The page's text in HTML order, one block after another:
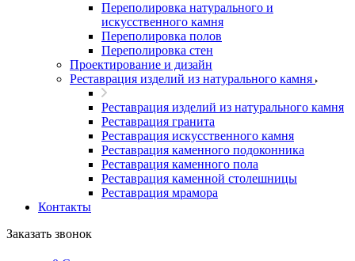
Переполировка натурального и
искусственного камня
Переполировка полов
Переполировка стен
Проектирование и дизайн
Реставрация изделий из натурального камня
Реставрация изделий из натурального камня
Реставрация гранита
Реставрация искусственного камня
Реставрация каменного подоконника
Реставрация каменного пола
Реставрация каменной столешницы
Реставрация мрамора
Контакты
Заказать звонок